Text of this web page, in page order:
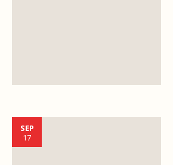
SEP
17